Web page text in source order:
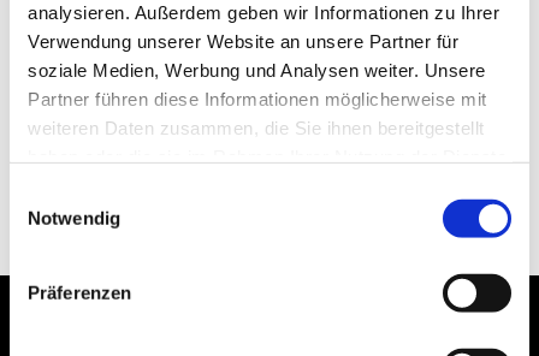
analysieren. Außerdem geben wir Informationen zu Ihrer
Verwendung unserer Website an unsere Partner für
soziale Medien, Werbung und Analysen weiter. Unsere
Partner führen diese Informationen möglicherweise mit
weiteren Daten zusammen, die Sie ihnen bereitgestellt
Notwendig
Präferenzen